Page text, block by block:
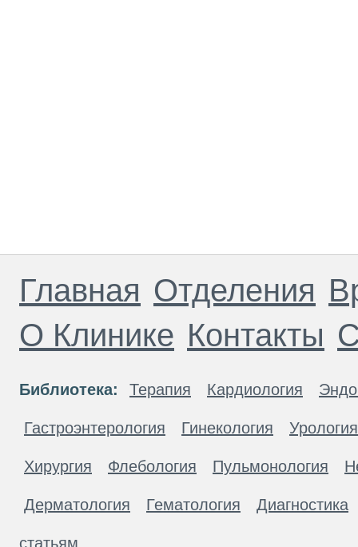
Главная Отделения
О Клинике Контакты
Библиотека: Терапия Кардиология
Гастроэнтерология Гинекология Урология
Хирургия Флебология Пульмонология
Дерматология Гематология Диагностика
статьям